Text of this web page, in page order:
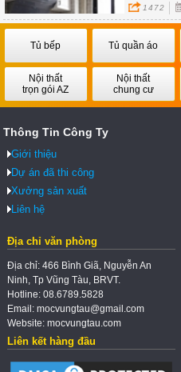
1472
Tủ bếp Tủ quần áo
Nội thất
trọn gói AZ
Nội thất
chung cư
Thông Tin Công Ty
Giới thiệu
Dự án đã thi công
Xưởng sản xuất
Liên hệ
Địa chỉ văn phòng
Địa chỉ: 466 Bình Giã, Nguyễn An
Ninh, Tp Vũng Tàu, BRVT.
Hotline: 08.6789.5828
Email: mocvungtau@gmail.com
Website: mocvungtau.com
Liên kết hàng đầu